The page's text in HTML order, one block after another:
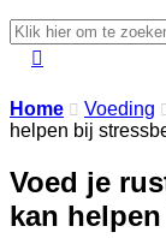

Home  Voeding
helpen bij
Voed je
kan